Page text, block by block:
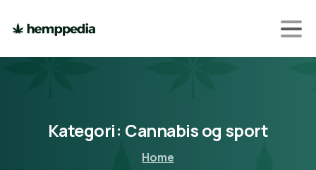
Kategori: Cannabisog sport
Home